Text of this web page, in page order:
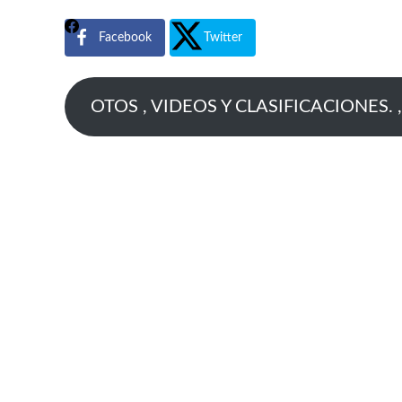
Facebook Twitter
OTOS , VIDEOS Y CLASIFICACIONES.